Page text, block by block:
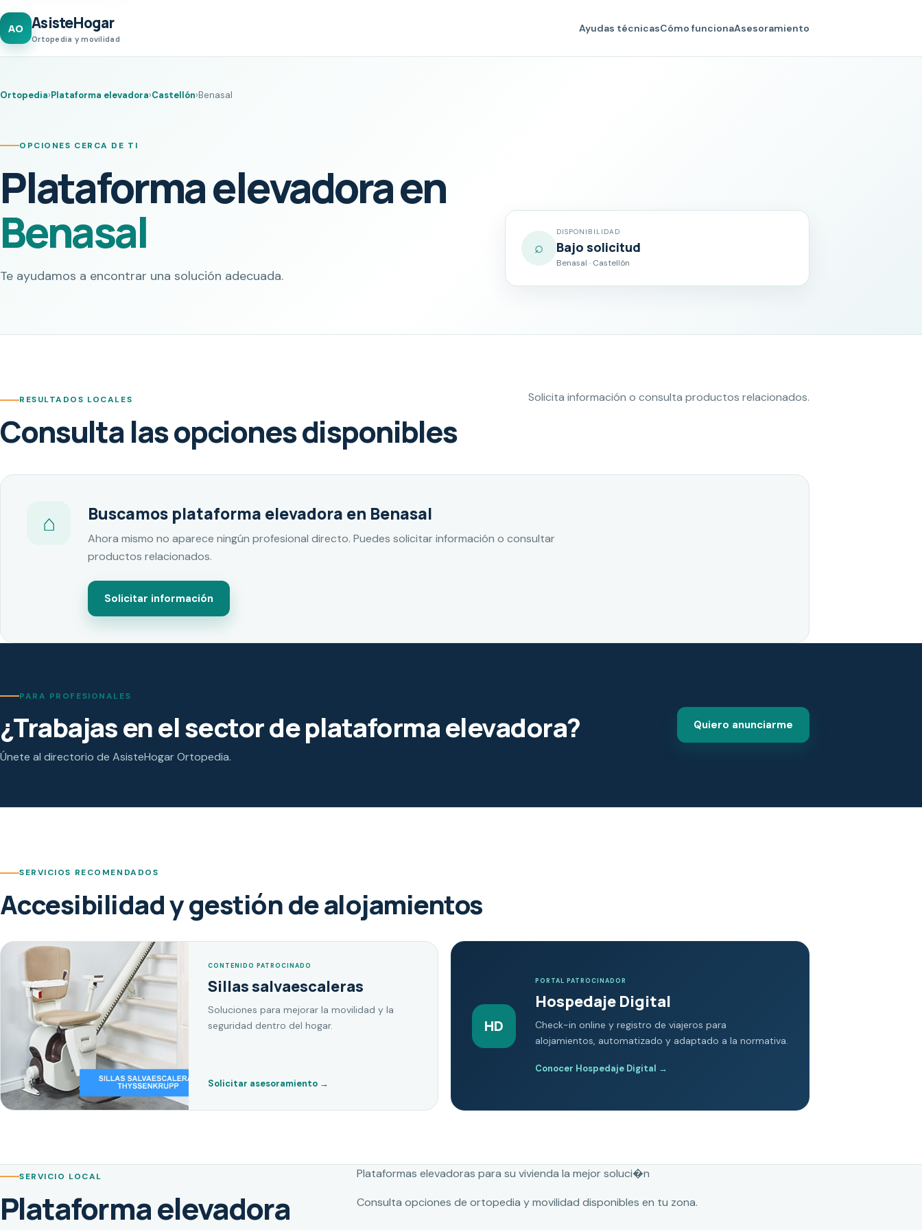
AO AsisteHogar
Ortopedia y movilidad
Ayudas técnicasCómo funcionaAsesoramiento
Ortopedia›Plataforma elevadora›Castellón›Benasal
OPCIONES CERCA DE TI
Plataforma elevadora en
Benasal
Te ayudamos a encontrar una solución adecuada.
⌕
DISPONIBILIDAD
Bajo solicitud
Benasal · Castellón
RESULTADOS LOCALES
Consulta las opciones disponibles
Solicita información o consulta productos relacionados.
⌂ Buscamos plataforma elevadora en Benasal
Ahora mismo no aparece ningún profesional directo. Puedes solicitar información o consultar
productos relacionados.
Solicitar información
PARA PROFESIONALES
¿Trabajas en el sector de plataforma elevadora?
Únete al directorio de AsisteHogar Ortopedia.
Quiero anunciarme
SERVICIOS RECOMENDADOS
Accesibilidad y gestión de alojamientos
CONTENIDO PATROCINADO
Sillas salvaescaleras
Soluciones para mejorar la movilidad y la
seguridad dentro del hogar.
Solicitar asesoramiento →
HD
PORTAL PATROCINADOR
Hospedaje Digital
Check-in online y registro de viajeros para
alojamientos, automatizado y adaptado a la normativa.
Conocer Hospedaje Digital →
SERVICIO LOCAL
Plataforma elevadora
Plataformas elevadoras para su vivienda la mejor soluci�n
Consulta opciones de ortopedia y movilidad disponibles en tu zona.